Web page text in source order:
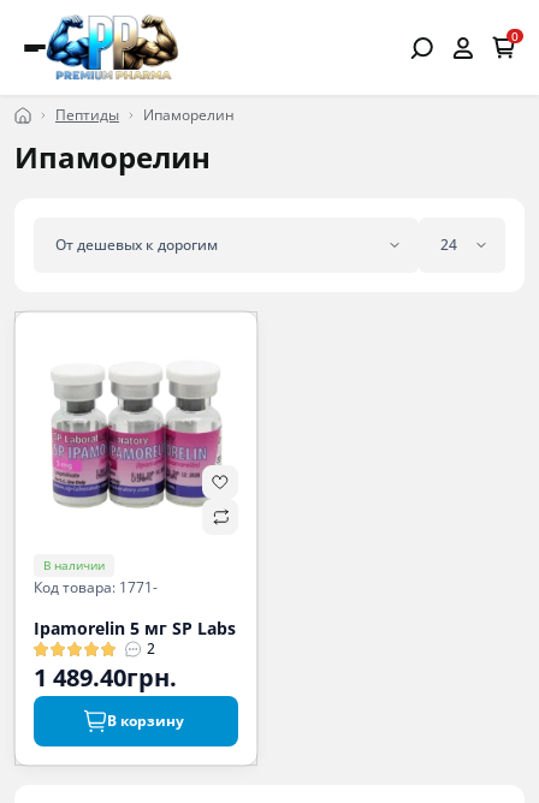
0
Пептиды Ипаморелин
Ипаморелин
В наличии
Код товара: 1771-
Ipamorelin 5 мг SP Labs
2
1 489.40грн.
В корзину